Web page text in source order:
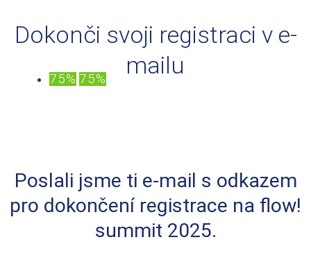
Dokonči svoji registraci v e-
mailu
75% 75%
Poslali jsme ti e-mail s odkazem
pro dokončení registrace na flow!
summit 2025.